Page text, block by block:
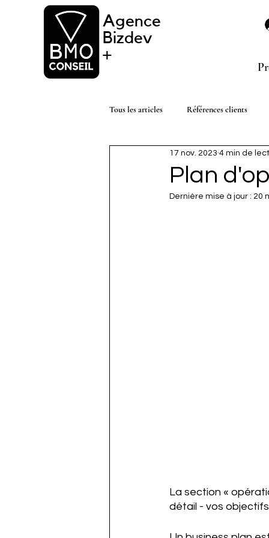
Agence
Bizdev
+
Tous les articles Références clients
Plan
17 nov. 2023 4 min de
Dernière mise à jour : 20
La section «
détail - vos